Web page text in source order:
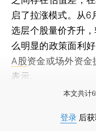
启了拉涨模式。从6
选层个股量价齐升
么明显的政策面利
A股资金或场外资金
表示。
本文共计
登录 后